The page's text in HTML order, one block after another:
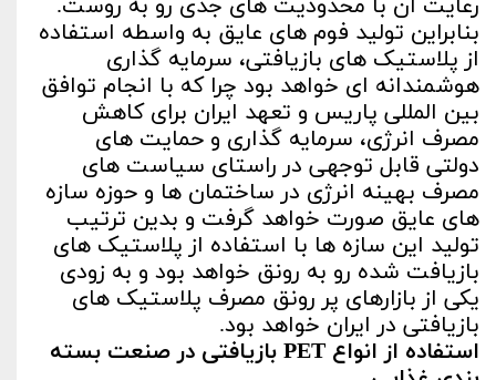
رعایت آن با محدودیت های جدی رو به روست.
بنابراین تولید فوم های عایق به واسطه استفاده
از پلاستیک های بازیافتی، سرمایه گذاری
هوشمندانه ای خواهد بود چرا که با انجام توافق
بین المللی پاریس و تعهد ایران برای کاهش
مصرف انرژی، سرمایه گذاری و حمایت های
دولتی قابل توجهی در راستای سیاست های
مصرف بهینه انرژی در ساختمان ها و حوزه سازه
های عایق صورت خواهد گرفت و بدین ترتیب
تولید این سازه ها با استفاده از پلاستیک های
بازیافت شده رو به رونق خواهد بود و به زودی
یکی از بازارهای پر رونق مصرف پلاستیک های
بازیافتی در ایران خواهد بود.
استفاده از انواع PET بازیافتی در صنعت بسته